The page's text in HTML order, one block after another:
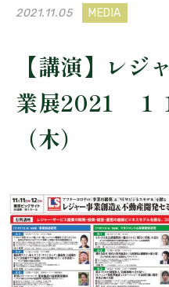
【講演】レジ
業展2021 １
（木）
2021.11.05 MEDIA